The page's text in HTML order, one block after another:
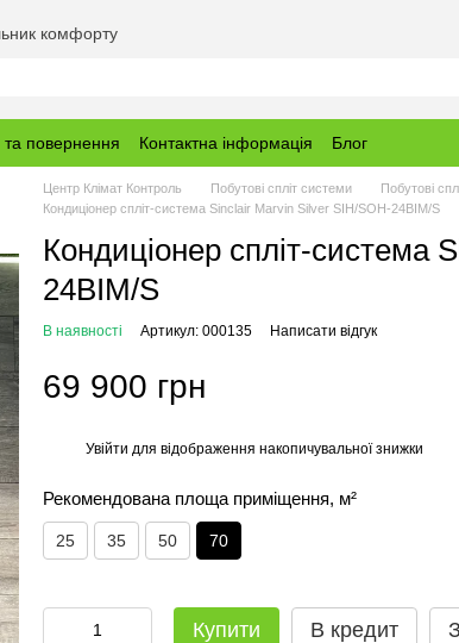
комфорту
повернення Контактна інформація Блог
Центр Клімат Контроль Побутові спліт системи
Побутові
Кондиціонер спліт-система Sinclair Marvin Silver SIH/SOH-24BIM/S
Кондиціонер спліт-
24BIM/S
В наявності Артикул: 000135 Написати відгук
69 900 грн
Увійти для відображення накопичувальної знижки
Рекомендована площа приміщення, м²
25 35 50 70
Купити В кредит